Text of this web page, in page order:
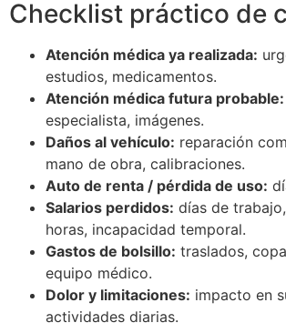
Checklist práctico de
Atención médica ya realizada:
estudios, medicamentos.
Atención médica futura probable:
especialista, imágenes.
Daños al vehículo: reparación
mano de obra, calibraciones.
Auto de renta / pérdida de uso:
Salarios perdidos: días de
horas, incapacidad temporal.
Gastos de bolsillo: traslados,
equipo médico.
Dolor y limitaciones: impacto en
actividades diarias.